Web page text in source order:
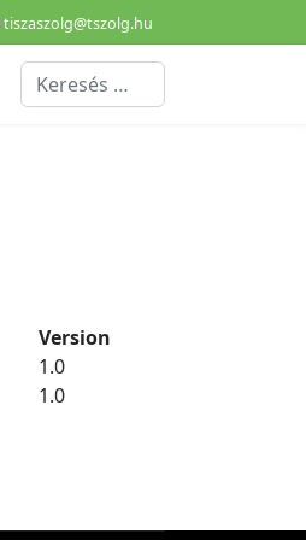
tiszaszolg@tszolg.hu
Keresés...
Version
1.0
1.0